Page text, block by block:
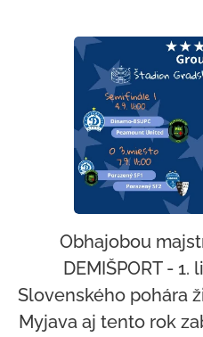
Obhajobou
DEMIŠPORT -
Slovenského pohára
Myjava aj tento rok